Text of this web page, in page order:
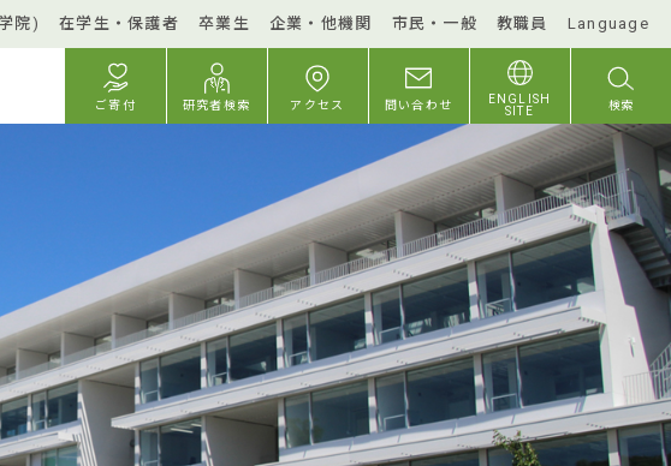
院) 在学生・保護者 卒業生 企業・他機関 市民・一般 教職員 Language
ご寄付 研究者検索 アクセス 問い合わせ
ENGLISH
SITE
検索